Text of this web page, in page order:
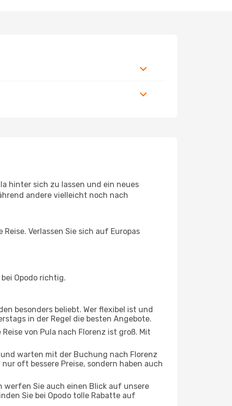
hinter sich zu lassen und ein neues
andere vielleicht noch nach
Verlassen Sie sich auf Europas
Opodo richtig.
besonders beliebt. Wer flexibel ist und
in der Regel die besten Angebote.
von Pula nach Florenz ist groß. Mit
warten mit der Buchung nach Florenz
oft bessere Preise, sondern haben auch
werfen Sie auch einen Blick auf unsere
Sie bei Opodo tolle Rabatte auf